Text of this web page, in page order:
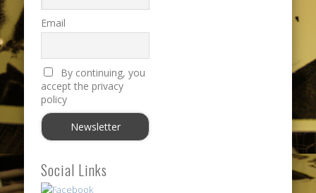
Email
By continuing, you
accept the privacy
policy
Social Links